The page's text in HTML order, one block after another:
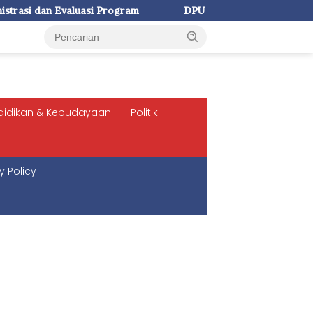
DPU Makassar Rekonstruksi Rigid Pavement di
& Kebudayaan Politik
Policy